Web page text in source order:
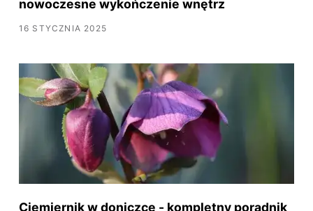
nowoczesne wykończenie wnętrz
16 STYCZNIA 2025
Ciemiernik w doniczce - kompletny poradnik